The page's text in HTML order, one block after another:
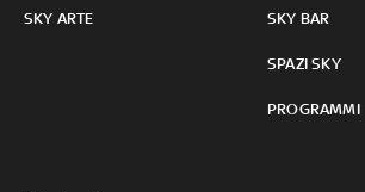
SKY ARTE SKY BAR
SPAZI SKY
PROGRAMMI